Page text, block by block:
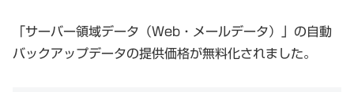
「サーバー領域データ（Web・メールデータ）」の自動
バックアップデータの提供価格が無料化されました。